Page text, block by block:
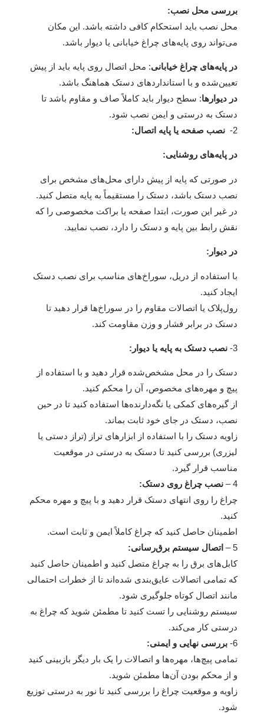
بررسی محل نصب:
محل نصب باید استحکام کافی داشته باشد. این مکان
می‌تواند روی پایه‌های چراغ خیابانی یا دیوار باشد.
در پایه‌های چراغ خیابانی: محل اتصال روی پایه باید از پیش
تعیین‌شده و با استانداردهای دستک هماهنگ باشد.
در دیوارها: سطح دیوار باید کاملاً صاف و مقاوم باشد تا
دستک به درستی و ایمن نصب شود.
2-
نصب صفحه یا پایه اتصال:
در پایه‌های روشنایی:
در صورتی که پایه از پیش دارای محل‌های مشخص برای
نصب دستک باشد، دستک را مستقیماً به پایه متصل کنید.
در غیر این صورت، ابتدا صفحه یا براکت مخصوصی را که
نقش رابط بین پایه و دستک را دارد، نصب نمایید.
در دیوار:
با استفاده از دریل، سوراخ‌های مناسب برای نصب دستک
ایجاد کنید.
رول‌پلاک یا اتصالات مقاوم را در سوراخ‌ها قرار دهید تا
دستک در برابر فشار و وزن مقاومت کند.
3- نصب دستک به پایه یا دیوار:
دستک را در محل مشخص‌شده قرار دهید و با استفاده از
پیچ و مهره‌های مخصوص، آن را محکم کنید.
از گیره‌های کمکی یا نگه‌دارنده‌ها استفاده کنید تا در حین
نصب، دستک در جای خود ثابت بماند.
زاویه دستک را با استفاده از ابزارهای تراز (تراز دستی یا
لیزری) بررسی کنید تا دستک به درستی در موقعیت
مناسب قرار گیرد.
4 –
نصب چراغ روی دستک:
چراغ را روی انتهای دستک قرار دهید و با پیچ و مهره محکم
کنید.
اطمینان حاصل کنید که چراغ کاملاً ایمن و ثابت است.
5 –
اتصال سیستم برق‌رسانی:
کابل‌های برق را به چراغ متصل کنید و اطمینان حاصل کنید
که تمامی اتصالات عایق‌بندی شده‌اند تا از خطرات احتمالی
مانند اتصال کوتاه جلوگیری شود.
سیستم روشنایی را تست کنید تا مطمئن شوید که چراغ به
درستی کار می‌کند.
6- بررسی نهایی و ایمنی:
تمامی پیچ‌ها، مهره‌ها و اتصالات را یک بار دیگر بازبینی کنید
و از محکم بودن آن‌ها مطمئن شوید.
زاویه و موقعیت چراغ را بررسی کنید تا نور به درستی توزیع
شود.